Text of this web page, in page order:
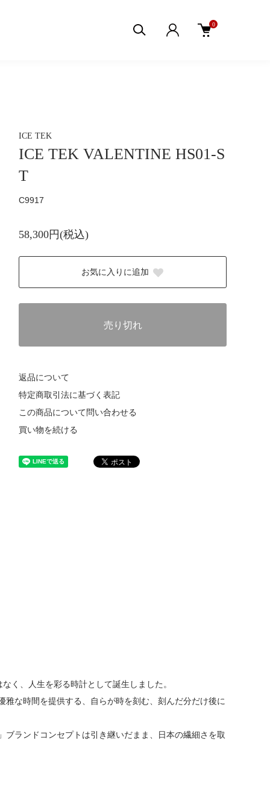
0
ICE TEK
ICE TEK VALENTINE HS01-S
T
C9917
58,300円(税込)
お気に入りに追加
売り切れ
返品について
特定商取引法に基づく表記
この商品について問い合わせる
買い物を続ける
く、人生を彩る時計として誕生しました。
な時間を提供する、自らが時を刻む、刻んだ分だけ後に
ランドコンセプトは引き継いだまま、日本の繊細さを取